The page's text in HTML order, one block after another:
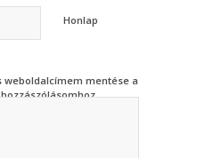
Honlap
weboldalcímem mentése a